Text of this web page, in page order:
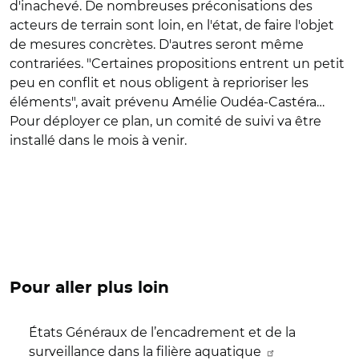
d'inachevé. De nombreuses préconisations des
acteurs de terrain sont loin, en l'état, de faire l'objet
de mesures concrètes. D'autres seront même
contrariées. "Certaines propositions entrent un petit
peu en conflit et nous obligent à reprioriser les
éléments", avait prévenu Amélie Oudéa-Castéra…
Pour déployer ce plan, un comité de suivi va être
installé dans le mois à venir.
Pour aller plus loin
États Généraux de l’encadrement et de la
surveillance dans la filière aquatique